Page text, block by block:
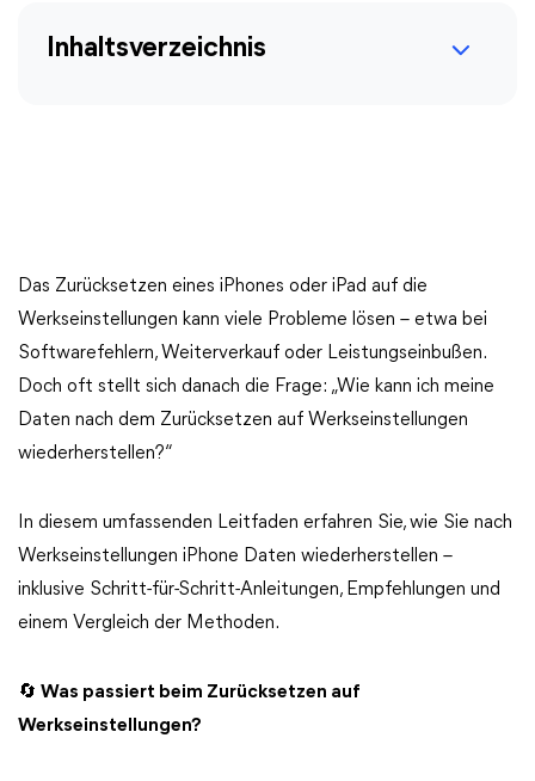
Inhaltsverzeichnis
Das Zurücksetzen eines iPhones oder iPad auf die
Werkseinstellungen kann viele Probleme lösen – etwa bei
Softwarefehlern, Weiterverkauf oder Leistungseinbußen.
Doch oft stellt sich danach die Frage: „Wie kann ich meine
Daten nach dem Zurücksetzen auf Werkseinstellungen
wiederherstellen?“
In diesem umfassenden Leitfaden erfahren Sie, wie Sie nach
Werkseinstellungen iPhone Daten wiederherstellen –
inklusive Schritt-für-Schritt-Anleitungen, Empfehlungen und
einem Vergleich der Methoden.
🔄 Was passiert beim Zurücksetzen auf
Werkseinstellungen?